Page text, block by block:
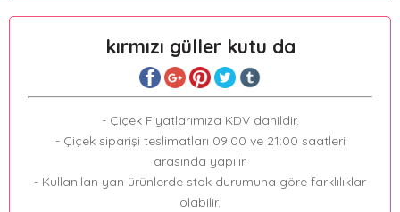
kırmızı güller kutu da
- Çiçek Fiyatlarımıza KDV dahildir.
- Çiçek siparişi teslimatları 09:00 ve 21:00 saatleri
arasında yapılır.
- Kullanılan yan ürünlerde stok durumuna göre farklılıklar
olabilir.